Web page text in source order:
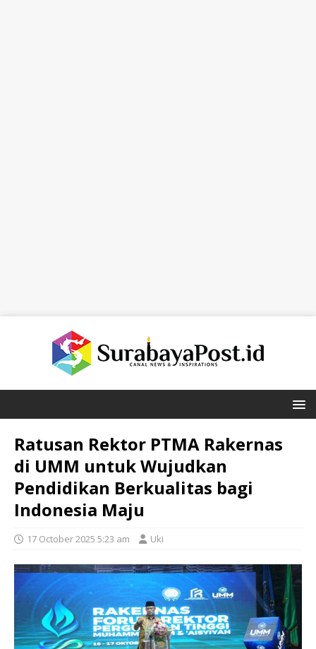
Ratusan Rektor PTMA Rakernas
di UMM untuk Wujudkan
Pendidikan Berkualitas bagi
Indonesia Maju
17 October 2025 5:23 am Uki